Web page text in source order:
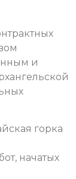
и
горка
начатых